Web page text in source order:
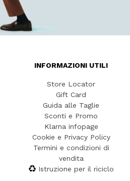
INFORMAZIONI UTILI
Store Locator
Gift Card
Guida alle Taglie
Sconti e Promo
Klarna infopage
Cookie e Privacy Policy
Termini e condizioni di
vendita
Istruzione per il riciclo